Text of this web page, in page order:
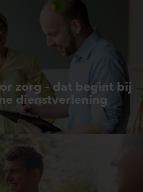
zorg – dat begint bij
dienstverlening